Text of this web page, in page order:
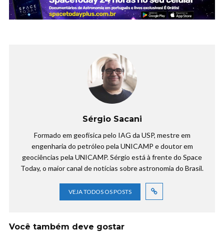
Sérgio Sacani
Formado em geofísica pelo IAG da USP, mestre em
engenharia do petróleo pela UNICAMP e doutor em
geociências pela UNICAMP. Sérgio está à frente do Space
Today, o maior canal de notícias sobre astronomia do Brasil.
VEJA TODOS OS POSTS
Você também deve gostar